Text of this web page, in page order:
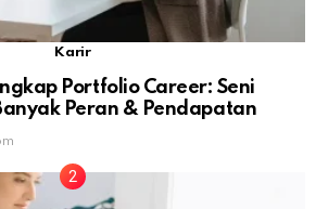
Karir
Portfolio Career: Seni
Peran & Pendapatan